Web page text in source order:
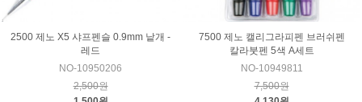
2500 제노 X5 샤프펜슬 0.9mm 낱개 -
레드
NO-10950206
2,500원
7500 제노 캘리그라피펜 브러쉬펜
칼라붓펜 5색 A세트
NO-10949811
7,500원